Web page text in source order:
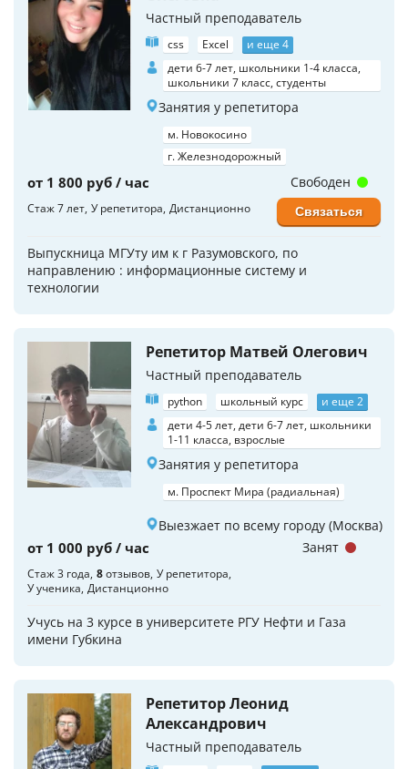
Частный преподаватель
css Excel
и еще 4
дети 6-7 лет, школьники 1-4 класса,
школьники 7 класс, студенты
Занятия у репетитора
м. Новокосино
г. Железнодорожный
от 1 800 руб / час
Стаж 7 лет У репетитора Дистанционно
Выпускница МГУту им к г Разумовского, по
направлению : информационные систему и
технологии
Свободен
Связаться
Репетитор Матвей Олегович
Частный преподаватель
python школьный курс
и еще 2
дети 4-5 лет, дети 6-7 лет, школьники
1-11 класса, взрослые
Занятия у репетитора
м. Проспект Мира (радиальная)
Выезжает по всему городу (Москва)
от 1 000 руб / час
Стаж 3 года 8отзывов У репетитора
У ученика Дистанционно
Учусь на 3 курсе в университете РГУ Нефти и Газа
имени Губкина
Занят
Репетитор Леонид
Александрович
Частный преподаватель